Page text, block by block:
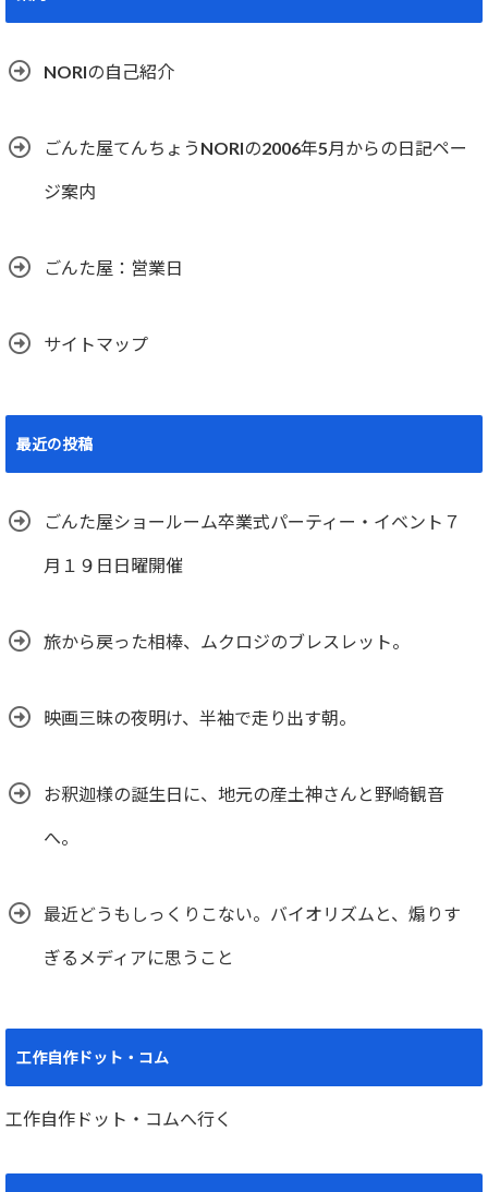
NORIの自己紹介
ごんた屋てんちょうNORIの2006年5月からの日記ペー
ジ案内
ごんた屋：営業日
サイトマップ
最近の投稿
ごんた屋ショールーム卒業式パーティー・イベント７
月１９日日曜開催
旅から戻った相棒、ムクロジのブレスレット。
映画三昧の夜明け、半袖で走り出す朝。
お釈迦様の誕生日に、地元の産土神さんと野崎観音
へ。
最近どうもしっくりこない。バイオリズムと、煽りす
ぎるメディアに思うこと
工作自作ドット・コム
工作自作ドット・コムへ行く